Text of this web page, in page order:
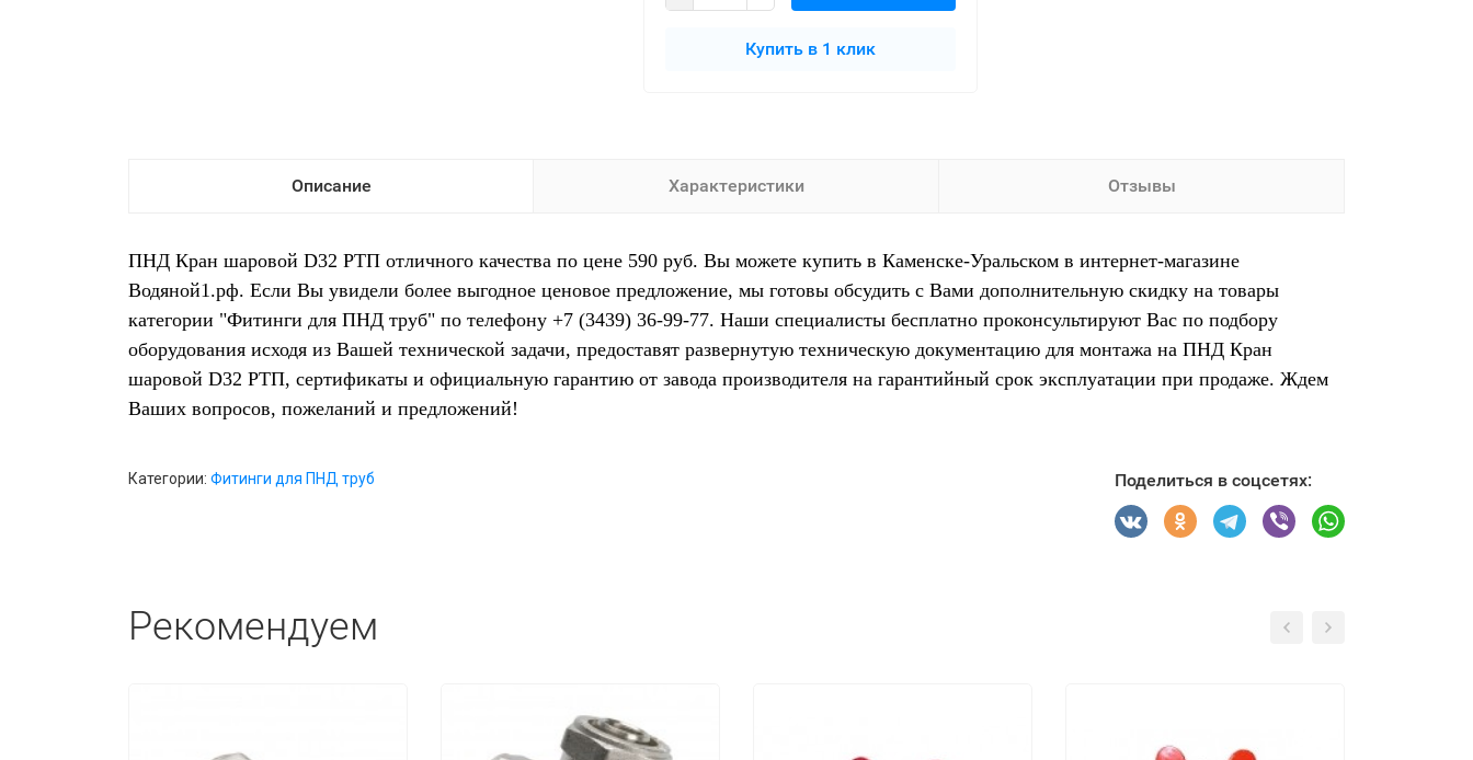
Купить в 1 клик
Описание Характеристики Отзывы
ПНД Кран шаровой D32 РТП отличного качества по цене 590 руб. Вы можете купить в Каменске-Уральском в интернет-магазине
Водяной1.рф. Если Вы увидели более выгодное ценовое предложение, мы готовы обсудить с Вами дополнительную скидку на товары
категории "Фитинги для ПНД труб" по телефону +7 (3439) 36-99-77. Наши специалисты бесплатно проконсультируют Вас по подбору
оборудования исходя из Вашей технической задачи, предоставят развернутую техническую документацию для монтажа на ПНД Кран
шаровой D32 РТП, сертификаты и официальную гарантию от завода производителя на гарантийный срок эксплуатации при продаже. Ждем
Ваших вопросов, пожеланий и предложений!
Категории: Фитинги для ПНД труб Поделиться в соцсетях:
Рекомендуем